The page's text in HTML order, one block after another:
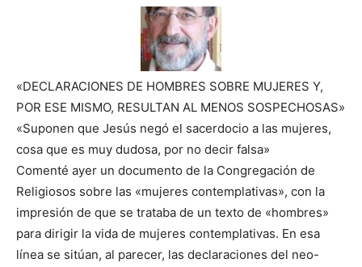
«DECLARACIONES DE HOMBRES SOBRE MUJERES Y,
POR ESE MISMO, RESULTAN AL MENOS SOSPECHOSAS»
«Suponen que Jesús negó el sacerdocio a las mujeres,
cosa que es muy dudosa, por no decir falsa»
Comenté ayer un documento de la Congregación de
Religiosos sobre las «mujeres contemplativas», con la
impresión de que se trataba de un texto de «hombres»
para dirigir la vida de mujeres contemplativas. En esa
línea se sitúan, al parecer, las declaraciones del neo-